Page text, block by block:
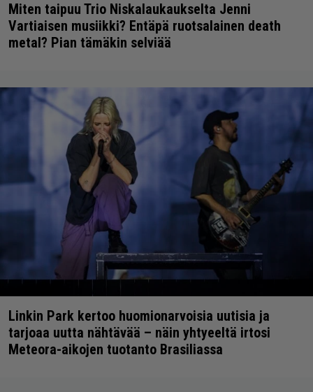
Miten taipuu Trio Niskalaukaukselta Jenni
Vartiaisen musiikki? Entäpä ruotsalainen death
metal? Pian tämäkin selviää
Linkin Park kertoo huomionarvoisia uutisia ja
tarjoaa uutta nähtävää – näin yhtyeeltä irtosi
Meteora-aikojen tuotanto Brasiliassa